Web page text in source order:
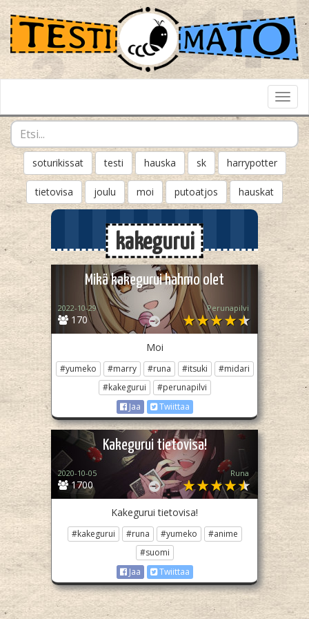
soturikissat testi hauska sk harrypotter
tietovisa joulu moi putoatjos hauskat
kakegurui
Mikä kakegurui hahmo olet
170
2022-10-29 Perunapilvi
Moi
#yumeko #marry #runa #itsuki
#midari
#kakegurui
#perunapilvi
Jaa
Twiittaa
Kakegurui tietovisa!
1700
2020-10-05 Runa
Kakegurui tietovisa!
#kakegurui #runa #yumeko
#anime
#suomi
Jaa
Twiittaa